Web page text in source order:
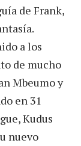
de Frank,
a los
de mucho
Mbeumo y
en 31
Kudus
nuevo